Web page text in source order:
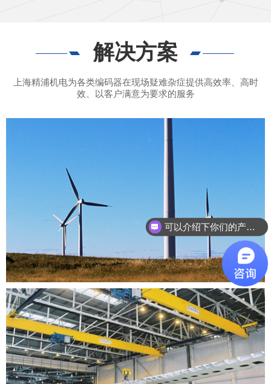
解决方案
上海精浦机电为各类编码器在现场疑难杂症提供高效率、高时
效、以客户满意为要求的服务
新能源
可以介绍下你们的产品么？